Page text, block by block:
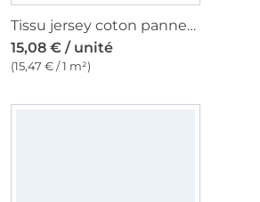
Tissu jersey coton panneau chouette harfang des neiges Malomi Schneeeule, 150 x 65 cm
15,08 € / unité
(15,47 € / 1 m²)